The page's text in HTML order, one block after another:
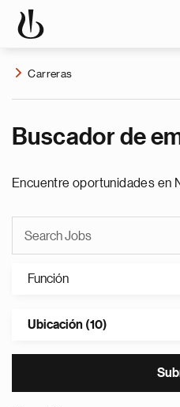
Carreras
Buscador de
Encuentre oportunidades en
Función
Ubicación (10)